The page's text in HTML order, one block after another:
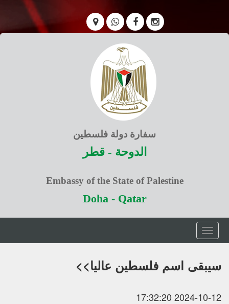
سفارة دولة فلسطين
الدوحة - قطر
Embassy of the State of Palestine
Doha - Qatar
Toggle
navigation
سيبقى اسم فلسطين عاليا>>
2024-10-12 17:32:20